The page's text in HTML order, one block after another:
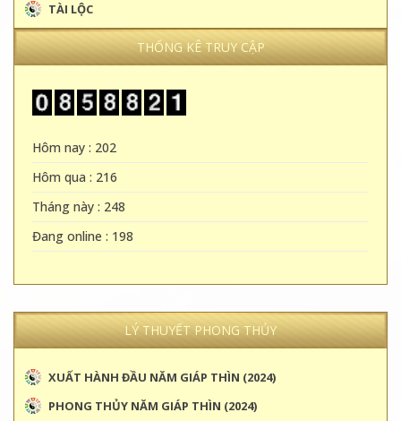
TÀI LỘC
THỐNG KÊ TRUY CẬP
Hôm nay : 202
Hôm qua : 216
Tháng này : 248
Đang online : 198
LÝ THUYẾT PHONG THỦY
XUẤT HÀNH ĐẦU NĂM GIÁP THÌN (2024)
PHONG THỦY NĂM GIÁP THÌN (2024)